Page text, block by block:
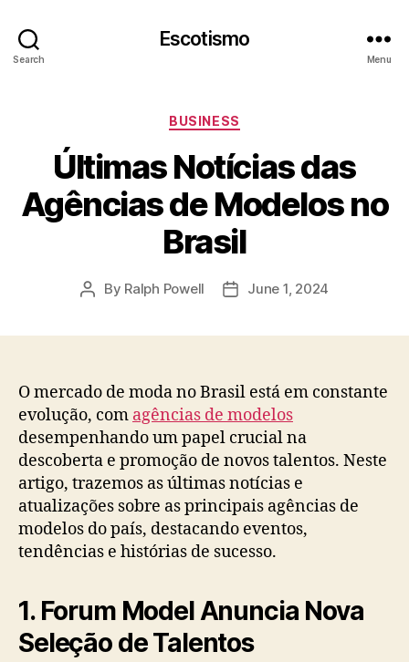
Search
Escotismo
Menu
Categories
BUSINESS
Últimas Notícias das
Agências de Modelos no
Brasil
Post
By Ralph Powell
PostJune 1, 2024
O mercado de moda no Brasil está em constante
evolução, com agências de modelos
desempenhando um papel crucial na
descoberta e promoção de novos talentos. Neste
artigo, trazemos as últimas notícias e
atualizações sobre as principais agências de
modelos do país, destacando eventos,
tendências e histórias de sucesso.
1. Forum Model Anuncia Nova
Seleção de Talentos